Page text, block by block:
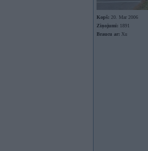
Kopš: 20. Mar 2006
Ziņojumi: 1891
Braucu ar: Xu